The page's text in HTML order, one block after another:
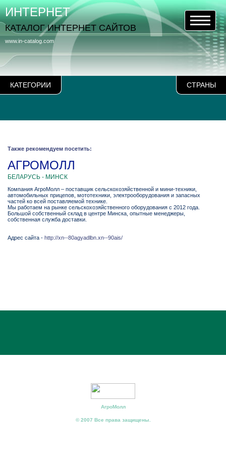
КАТЕГОРИИ СТРАНЫ
www.in-catalog.com
ИНТЕРНЕТ
КАТАЛОГ ИНТЕРНЕТ САЙТОВ
Также рекомендуем посетить:
АГРОМОЛЛ
БЕЛАРУСЬ - МИНСК
Компания АгроМолл – поставщик сельскохозяйственной и мини-техники,
автомобильных прицепов, мототехники, электрооборудования и запасных
частей ко всей поставляемой технике.
Мы работаем на рынке сельскохозяйственного оборудования с 2012 года.
Большой собственный склад в центре Минска, опытные менеджеры,
собственная служба доставки.
Адрес сайта - http://xn--80agyadlbn.xn--90ais/
АгроМолл
© 2007 Все права защищены.